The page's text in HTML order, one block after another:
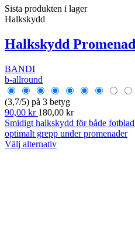
Sista produkten i lager
Halkskydd
Halkskydd
BANDI
b-allround
(3,7/5) på 3 betyg
90,00 kr 180,00 kr
Smidigt halkskydd för både
optimalt grepp under promenader
Välj alternativ